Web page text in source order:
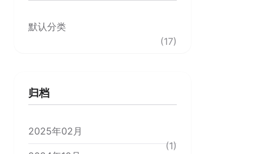
默认分类
(17)
归档
2025年02月
(1)